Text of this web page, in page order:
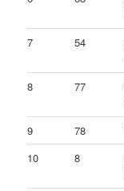
7 54
8 77
9 78
10
8